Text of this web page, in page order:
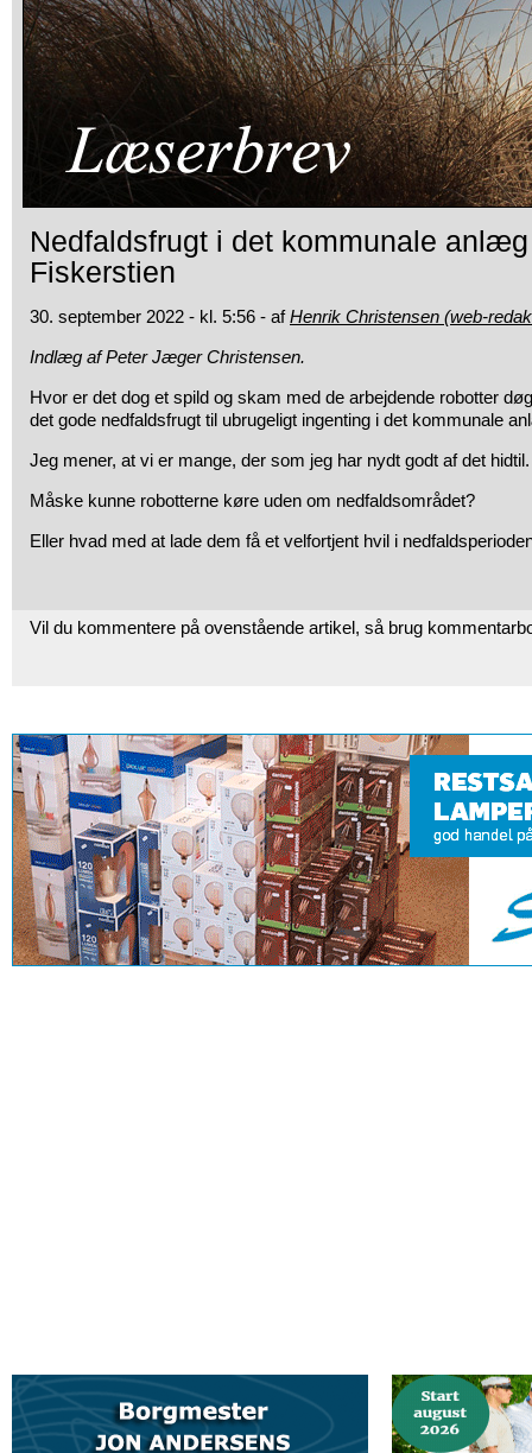
Nedfaldsfrugt i det kommunale
Fiskerstien
30. september 2022 - kl. 5:56 - afHenrik Christensen (web-
Indlæg af Peter Jæger Christensen.
Hvor er det dog et spild og skam med de arbejdende robotter
det gode nedfaldsfrugt til ubrugeligt ingenting i det kommunale
Jeg mener, at vi er mange, der som jeg har nydt godt af det hidtil.
Måske kunne robotterne køre uden om nedfaldsområdet?
Eller hvad med at lade dem få et velfortjent hvil i
Vil du kommentere på ovenstående artikel, så brug